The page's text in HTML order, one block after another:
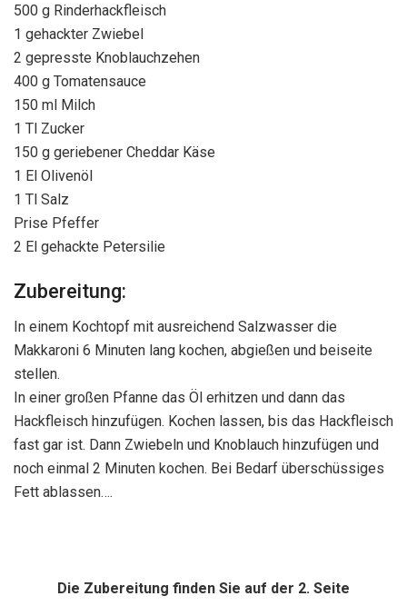
500 g Rinderhackfleisch
1 gehackter Zwiebel
2 gepresste Knoblauchzehen
400 g Tomatensauce
150 ml Milch
1 Tl Zucker
150 g geriebener Cheddar Käse
1 El Olivenöl
1 Tl Salz
Prise Pfeffer
2 El gehackte Petersilie
Zubereitung:
In einem Kochtopf mit ausreichend Salzwasser die
Makkaroni 6 Minuten lang kochen, abgießen und beiseite
stellen.
In einer großen Pfanne das Öl erhitzen und dann das
Hackfleisch hinzufügen. Kochen lassen, bis das Hackfleisch
fast gar ist. Dann Zwiebeln und Knoblauch hinzufügen und
noch einmal 2 Minuten kochen. Bei Bedarf überschüssiges
Fett ablassen….
Die Zubereitung finden Sie auf der 2. Seite